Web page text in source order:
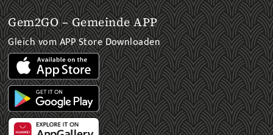
Gem2GO – Gemeinde APP
Gleich vom APP Store Downloaden